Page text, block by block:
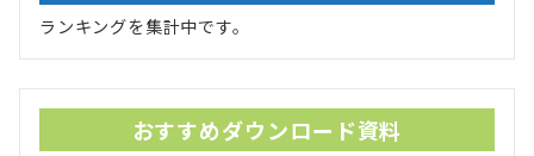
ランキングを集計中です。
おすすめダウンロード資料